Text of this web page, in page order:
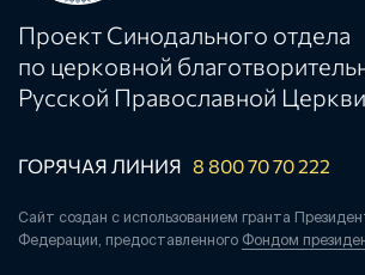
Проект Синодального отдела
по церковной
Русской Православной Церкви
ГОРЯЧАЯ ЛИНИЯ 8 800 70 70 222
Сайт создан с использованием гранта
Федерации, предоставленного Фондом